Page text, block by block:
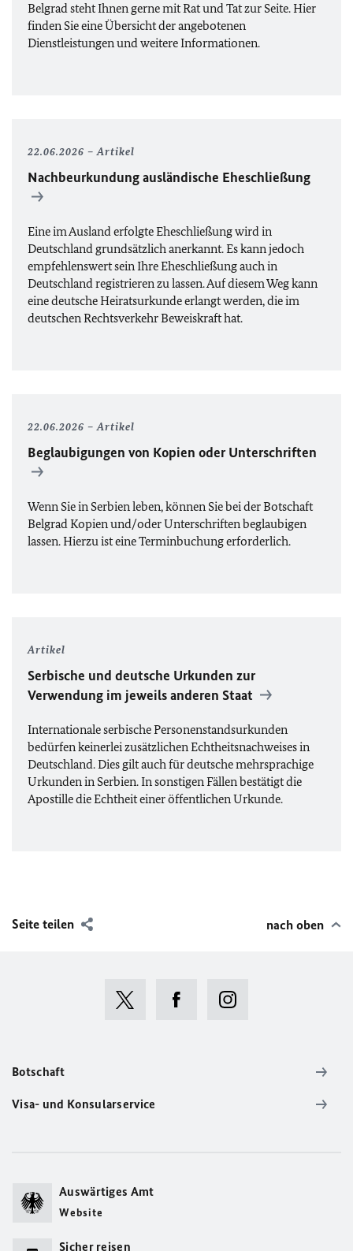
Belgradsteht Ihnen gerne mit Rat und Tat zur Seite. Hier
finden Sie eine Übersicht der angebotenen
Dienstleistungen und weitere Informationen.
22.06.2026 Artikel
Nachbeurkundung ausländische Eheschließung
Eine im Ausland erfolgte Eheschließung wird in
Deutschland grundsätzlich anerkannt. Es kann jedoch
empfehlenswert sein Ihre Eheschließung auch in
Deutschland registrieren zu lassen. Auf diesem Weg kann
eine deutsche Heiratsurkunde erlangt werden, die im
deutschen Rechtsverkehr Beweiskraft hat.
22.06.2026 Artikel
Beglaubigungen von Kopien oder Unterschriften
Wenn Sie in Serbien leben, können Sie bei der Botschaft
Belgrad Kopien und/oder Unterschriften beglaubigen
lassen. Hierzu ist eine Terminbuchung erforderlich.
Artikel
Serbische und deutsche Urkunden zur
Verwendung im jeweils anderen Staat
Internationale serbische Personenstandsurkunden
bedürfen keinerlei zusätzlichen Echtheitsnachweises in
Deutschland. Dies gilt auch für deutsche mehrsprachige
Urkunden in Serbien. In sonstigen Fällen bestätigt die
Apostille die Echtheit einer öffentlichen Urkunde.
Seite teilen nach oben
Botschaft
Visa- und Konsularservice
Auswärtiges Amt
Website
Sicher reisen